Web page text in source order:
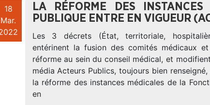
18
Mar.
LA RÉFORME DES
PUBLIQUE ENTRE EN VIGUEUR
Les 3 décrets (État, territoriale,
entérinent la fusion des comités médicaux
réforme au sein du conseil médical, et
média Acteurs Publics, toujours bien
la réforme des instances médicales de la
en